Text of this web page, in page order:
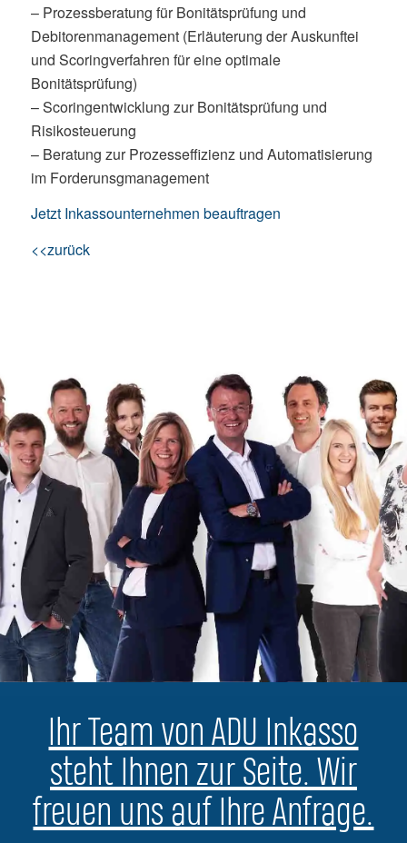
– Prozessberatung für Bonitätsprüfung und
Debitorenmanagement (Erläuterung der Auskunftei
und Scoringverfahren für eine optimale
Bonitätsprüfung)
– Scoringentwicklung zur Bonitätsprüfung und
Risikosteuerung
– Beratung zur Prozesseffizienz und Automatisierung
im Forderunsgmanagement
Jetzt Inkassounternehmen beauftragen
<<zurück
Ihr Team von ADU Inkasso
steht Ihnen zur Seite. Wir
freuen uns auf Ihre Anfrage.